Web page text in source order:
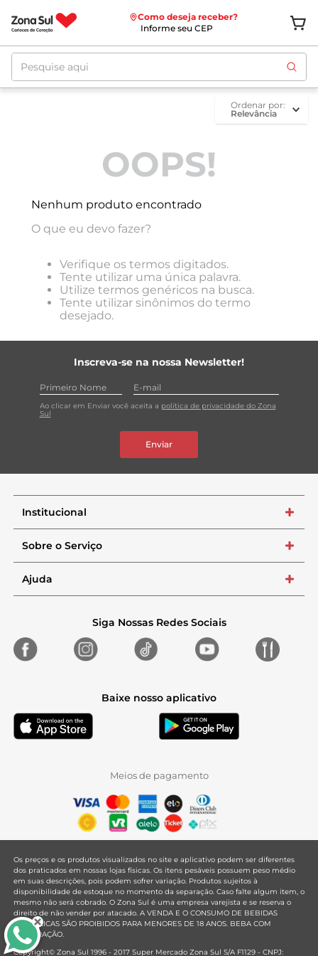
Como deseja receber?
Informe seu CEP
Pesquise aqui
ordenar por
Relevância
OOPS!
Nenhum produto encontrado
O que eu devo fazer?
Verifique os termos digitados.
Tente utilizar uma única palavra.
Utilize termos genéricos na busca.
Tente utilizar sinônimos do termo
desejado.
Inscreva-se na nossa Newsletter!
Ao clicar em Enviar você aceita a política de privacidade do Zona
Sul
Enviar
Institucional +
Sobre o Serviço +
Ajuda +
Siga Nossas Redes Sociais
Baixe nosso aplicativo
Meios de pagamento
Os preços e os produtos visualizados no site e aplicativo podem ser diferentes
dos praticados em nossas lojas físicas. Os itens pesáveis possuem peso médio
em suas descrições, pois podem sofrer variação. Produtos sujeitos à
disponibilidade de estoque no momento da separação. Caso falte algum item, o
mesmo não será cobrado. O Zona Sul é uma empresa varejista e se reserva o
direito de não vender por atacado. A VENDA E O CONSUMO DE BEBIDAS
ALCOÓLICAS SÃO PROIBIDOS PARA MENORES DE 18 ANOS. BEBA COM
MODERAÇÃO.
Copyright© Zona Sul 1996 - 2017 Super Mercado Zona Sul S/A F1129 - CNPJ: